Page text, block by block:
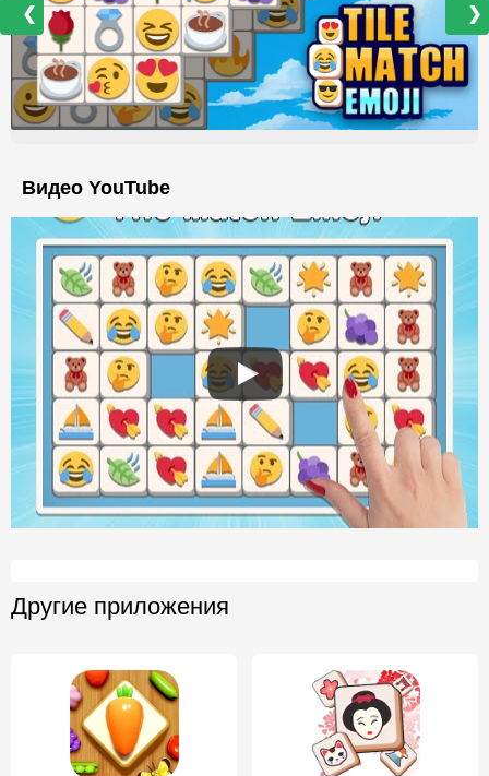
❮ ❯
Видео YouTube
Другие приложения